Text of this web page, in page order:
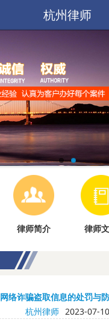
杭州律师
律师简介 律师
网络诈骗盗取信息的处罚与
杭州律师 2023-07-10